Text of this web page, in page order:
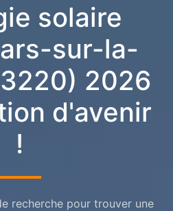
solaire
sur-la-
2026
d'avenir
!
recherche pour trouver une